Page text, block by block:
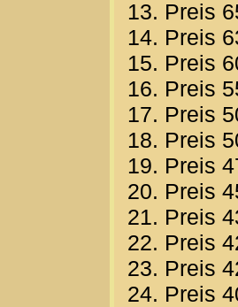
13. Preis
14. Preis
15. Preis
16. Preis
17. Preis
18. Preis
19. Preis
20. Preis
21. Preis
22. Preis
23. Preis
24. Preis